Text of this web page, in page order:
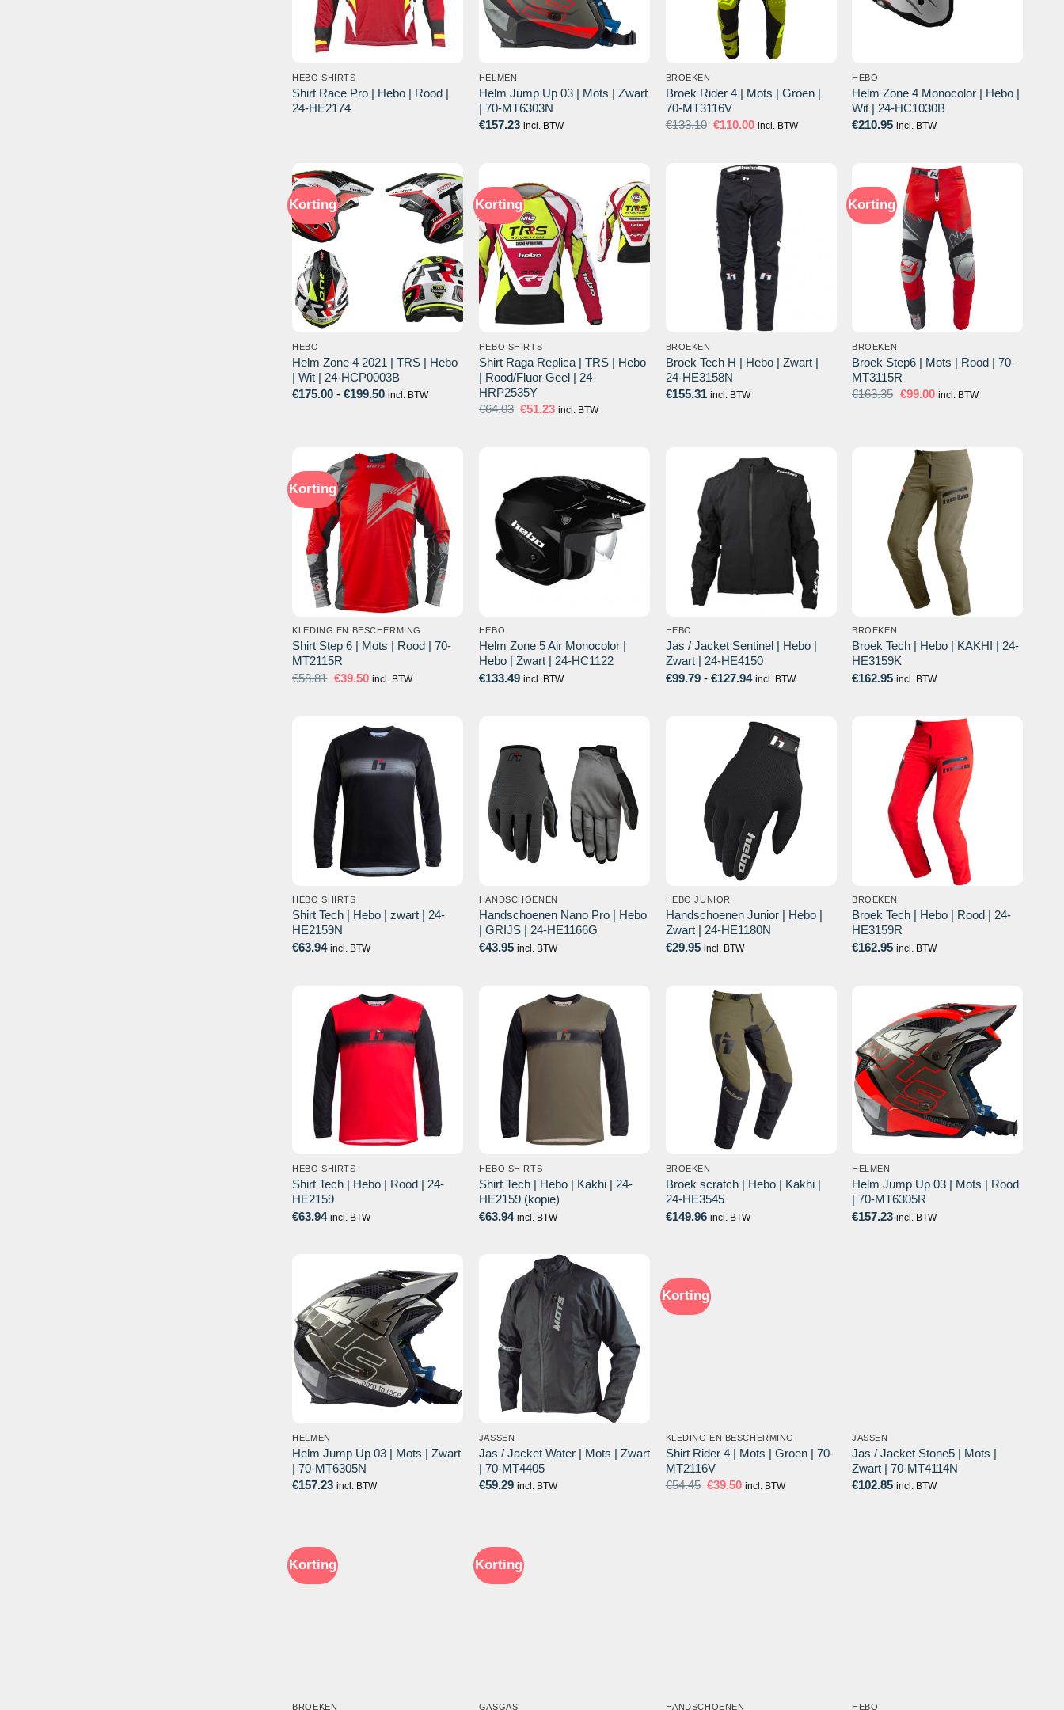
HEBO SHIRTS
Shirt Race Pro | Hebo | Rood |
24-HE2174
HELMEN
Helm Jump Up 03 | Mots | Zwart
| 70-MT6303N
€157.23 incl. BTW
BROEKEN
Broek Rider 4 | Mots | Groen |
70-MT3116V
€133.10 Oorspronkelijke
€110.00Huidige
incl. BTW
HEBO
Helm Zone 4 Monocolor | Hebo |
Wit | 24-HC1030B
€210.95 incl. BTW
Korting
HEBO
Helm Zone 4 2021 | TRS | Hebo
| Wit | 24-HCP0003B
€175.00 - €199.50Prijsklasse:
incl. BTW
Korting
HEBO SHIRTS
Shirt Raga Replica | TRS | Hebo
| Rood/Fluor Geel | 24-
HRP2535Y
€64.03 Oorspronkelijke
€51.23Huidige
incl. BTW
BROEKEN
Broek Tech H | Hebo | Zwart |
24-HE3158N
€155.31 incl. BTW
Korting
BROEKEN
Broek Step6 | Mots | Rood | 70-
MT3115R
€163.35 Oorspronkelijke
€99.00Huidige
incl. BTW
Korting
KLEDING EN BESCHERMING
Shirt Step 6 | Mots | Rood | 70-
MT2115R
€58.81 Oorspronkelijke
€39.50Huidige
incl. BTW
HEBO
Helm Zone 5 Air Monocolor |
Hebo | Zwart | 24-HC1122
€133.49 incl. BTW
HEBO
Jas / Jacket Sentinel | Hebo |
Zwart | 24-HE4150
€99.79 - €127.94Prijsklasse:
incl. BTW
BROEKEN
Broek Tech | Hebo | KAKHI | 24-
HE3159K
€162.95 incl. BTW
HEBO SHIRTS
Shirt Tech | Hebo | zwart | 24-
HE2159N
€63.94 incl. BTW
HANDSCHOENEN
Handschoenen Nano Pro | Hebo
| GRIJS | 24-HE1166G
€43.95 incl. BTW
HEBO JUNIOR
Handschoenen Junior | Hebo |
Zwart | 24-HE1180N
€29.95 incl. BTW
BROEKEN
Broek Tech | Hebo | Rood | 24-
HE3159R
€162.95 incl. BTW
HEBO SHIRTS
Shirt Tech | Hebo | Rood | 24-
HE2159
€63.94 incl. BTW
HEBO SHIRTS
Shirt Tech | Hebo | Kakhi | 24-
HE2159 (kopie)
€63.94 incl. BTW
BROEKEN
Broek scratch | Hebo | Kakhi |
24-HE3545
€149.96 incl. BTW
HELMEN
Helm Jump Up 03 | Mots | Rood
| 70-MT6305R
€157.23 incl. BTW
HELMEN
Helm Jump Up 03 | Mots | Zwart
| 70-MT6305N
€157.23 incl. BTW
JASSEN
Jas / Jacket Water | Mots | Zwart
| 70-MT4405
€59.29 incl. BTW
Korting
KLEDING EN BESCHERMING
Shirt Rider 4 | Mots | Groen | 70-
MT2116V
€54.45 Oorspronkelijke
€39.50Huidige
incl. BTW
JASSEN
Jas / Jacket Stone5 | Mots |
Zwart | 70-MT4114N
€102.85 incl. BTW
Korting
BROEKEN
Korting
GASGAS HANDSCHOENEN HEBO